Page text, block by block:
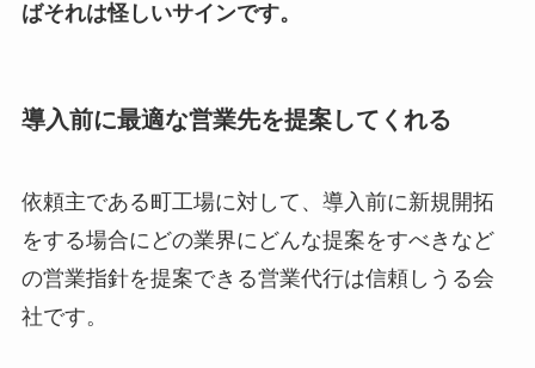
ばそれは怪しいサインです。
導入前に最適な営業先を提案してくれる
依頼主である町工場に対して、導入前に新規開拓
をする場合にどの業界にどんな提案をすべきなど
の営業指針を提案できる営業代行は信頼しうる会
社です。